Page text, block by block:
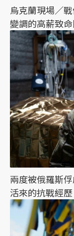
烏克蘭現場／
變調的高薪致
兩度被俄羅斯
活來的抗戰經歷